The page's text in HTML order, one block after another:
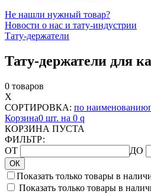
Не нашли нужный товар?
Новости о нас и тату-индустрии
Тату-держатели
Тату-держатели для
0 товаров
X
СОРТИРОВКА: по наименованию
Корзина0 шт. на 0 q
КОРЗИНА ПУСТА
ФИЛЬТР:
ОТ
ДО
ОК
Показать только товары в
Показать только товары в